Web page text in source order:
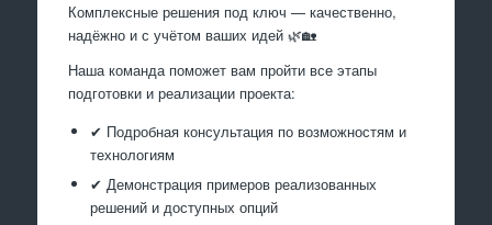
Комплексные решения под ключ — качественно,
надёжно и с учётом ваших идей 🌿🏡
Наша команда поможет вам пройти все этапы
подготовки и реализации проекта:
✔ Подробная консультация по возможностям и
технологиям
✔ Демонстрация примеров реализованных
решений и доступных опций